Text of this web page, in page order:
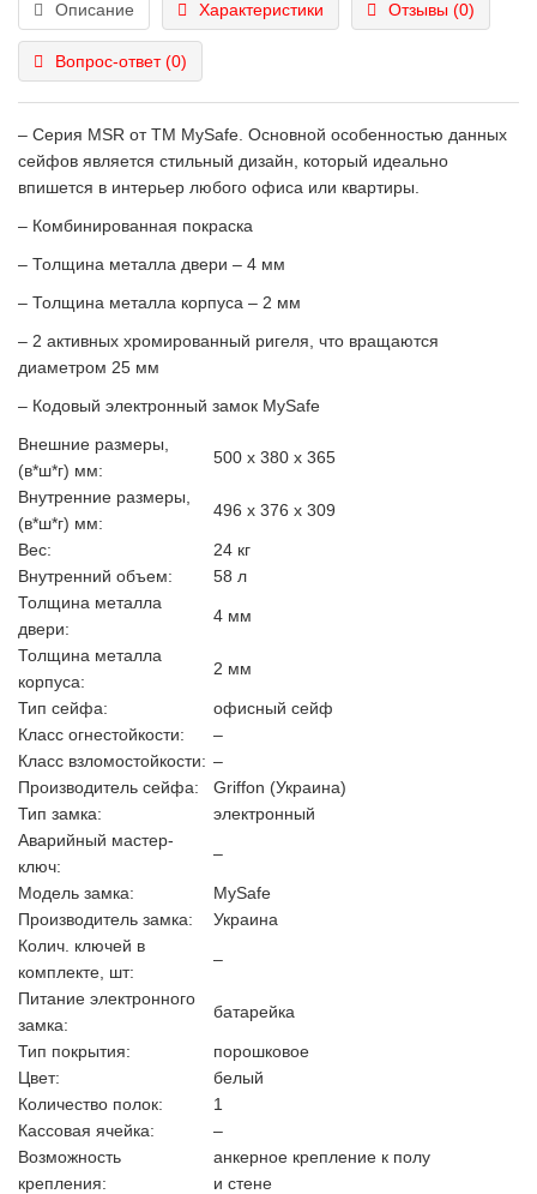
Описание Характеристики Отзывы (0)
Вопрос-ответ(0)
– Серия MSR от ТМ MySafe. Основной особенностью данных
сейфов является стильный дизайн, который идеально
впишется в интерьер любого офиса или квартиры.
– Комбинированная покраска
– Толщина металла двери – 4 мм
– Толщина металла корпуса – 2 мм
– 2 активных хромированный ригеля, что вращаются
диаметром 25 мм
– Кодовый электронный замок MySafe
Внешние размеры,
(в*ш*г) мм:
500 x 380 x 365
Внутренние размеры,
(в*ш*г) мм:
496 x 376 x 309
Вес:
24 кг
Внутренний объем:
58 л
Толщина металла
двери:
4 мм
Толщина металла
корпуса:
2 мм
Тип сейфа:
офисный сейф
Класс огнестойкости:
–
Класс взломостойкости: –
Производитель сейфа:
Griffon (Украина)
Тип замка:
электронный
Аварийный мастер-
ключ:
–
Модель замка:
MySafe
Производитель замка:
Украина
Колич. ключей в
комплекте, шт:
–
Питание электронного
замка:
батарейка
Тип покрытия:
порошковое
Цвет:
белый
Количество полок:
1
Кассовая ячейка:
–
Возможность
крепления:
анкерное крепление к полу
и стене